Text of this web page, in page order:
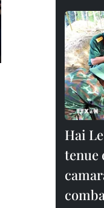
Hai
tenue